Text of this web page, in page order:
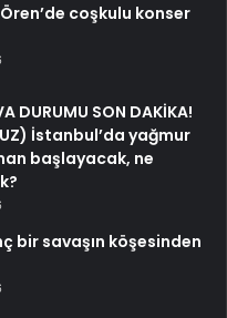
coşkulu konser
DURUMU SON DAKİKA!
İstanbul’da yağmur
başlayacak, ne
bir savaşın köşesinden